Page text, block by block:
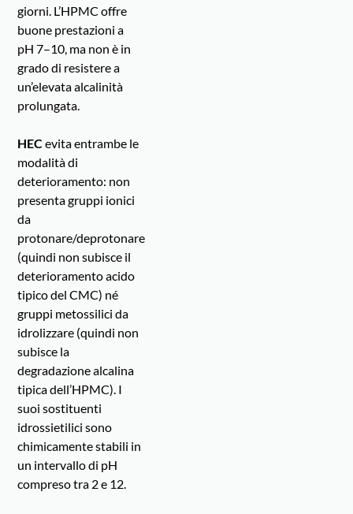
giorni. L’HPMC offre
buone prestazioni a
pH 7–10, ma non è in
grado di resistere a
un’elevata alcalinità
prolungata.
HECevita entrambe le
modalità di
deterioramento: non
presenta gruppi ionici
da
protonare/deprotonare
(quindi non subisce il
deterioramento acido
tipico del CMC) né
gruppi metossilici da
idrolizzare (quindi non
subisce la
degradazione alcalina
tipica dell’HPMC). I
suoi sostituenti
idrossietilici sono
chimicamente stabili in
un intervallo di pH
compreso tra 2 e 12.